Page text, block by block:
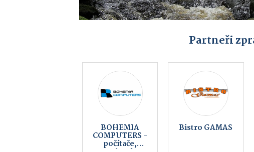
Partneři
Vaše reklama
zde od 990 Kč
Keltský